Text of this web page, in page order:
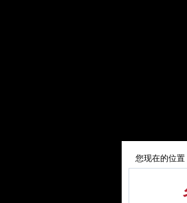
您现在的位置